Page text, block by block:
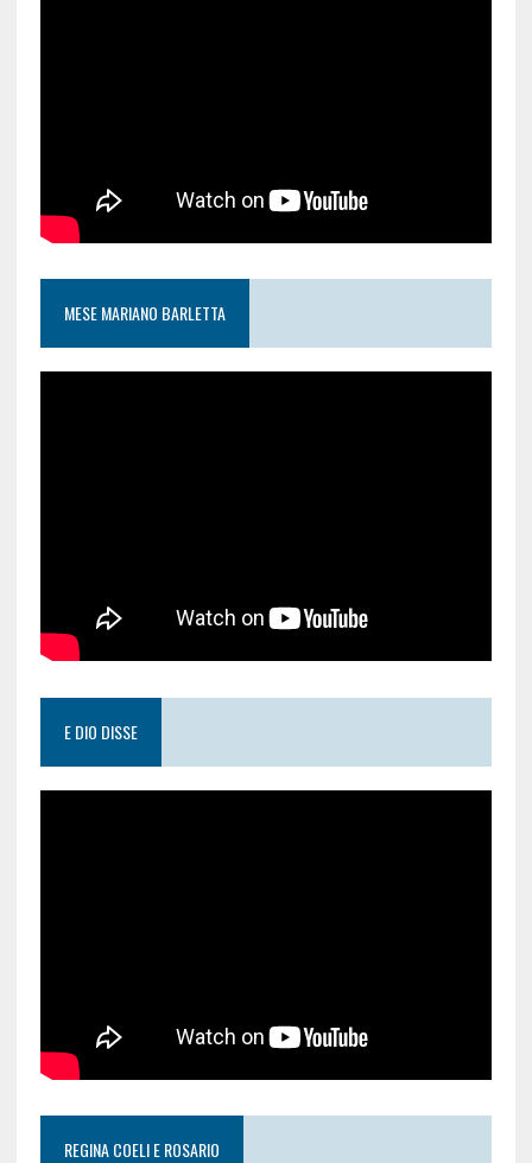
MESE MARIANO BARLETTA
E DIO DISSE
REGINA COELI E ROSARIO